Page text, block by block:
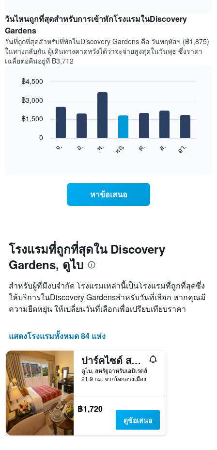
แสดง
ราคา
เฉลี่ย
ของ
ห้อง
พัก
แต่ละ
แผนภูมิ
แกน
ราคา
เฉลี่ย
ของ
พัก
วันไหนถูกที่สุดสำหรับการเข้าพักโรงแรมในDiscovery
Gardens
วันที่ถูกที่สุดสำหรับที่พักในDiscovery Gardens คือ วันพฤหัสฯ (฿1,875)
ในทางกลับกัน ผู้เดินทางคาดหวังได้ว่าจะจ่ายสูงสุดในวันพุธ ซึ่งราคา
เฉลี่ยต่อคืนอยู่ที่ ฿3,712
chart
bars.
แผนภูมิ
วัน
ของ
สัปดาห์
แผนภูมิ
มี
แกน
X
แสดง
ของ
สัปดาห์
แผนภูมิ
มี
แกน
Y
1
แกน
แแส
ดง
graphic.
จ. อ. พ. พฤ. ศ. ส. อา.
0
฿1,500
฿3,000
฿4,500
หาข้อเสนอ
โรงแรมที่ถูกที่สุดใน Discovery
Gardens, ดูไบ
สำหรับผู้ที่มีงบจำกัด โรงแรมเหล่านี้เป็นโรงแรมที่ถูกที่สุดซึ่ง
ให้บริการในDiscovery Gardensสำหรับวันที่เลือก หากคุณมี
ความยืดหยุ่น ให้เปลี่ยนวันที่เลือกเพื่อเปรียบเทียบราคา
แสดงโรงแรมทั้งหมด 84 แห่ง
ปาร์คไซด์ สวีท โฮเทล อพาร์ตเมนต์
ดูไบ, สหรัฐอาหรับเอมิเรตส์
21.9 กม. จากใจกลางเมือง
฿1,720
ดูข้อเสนอ